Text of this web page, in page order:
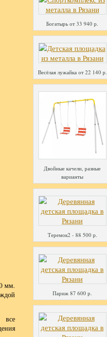
мм.
все
Богатырь от 33 940 р.
Весёлая лужайка от 22 140 р.
Двойные качели, разные
варианты
Теремок2 - 88 500 р.
Париж 87 600 р.